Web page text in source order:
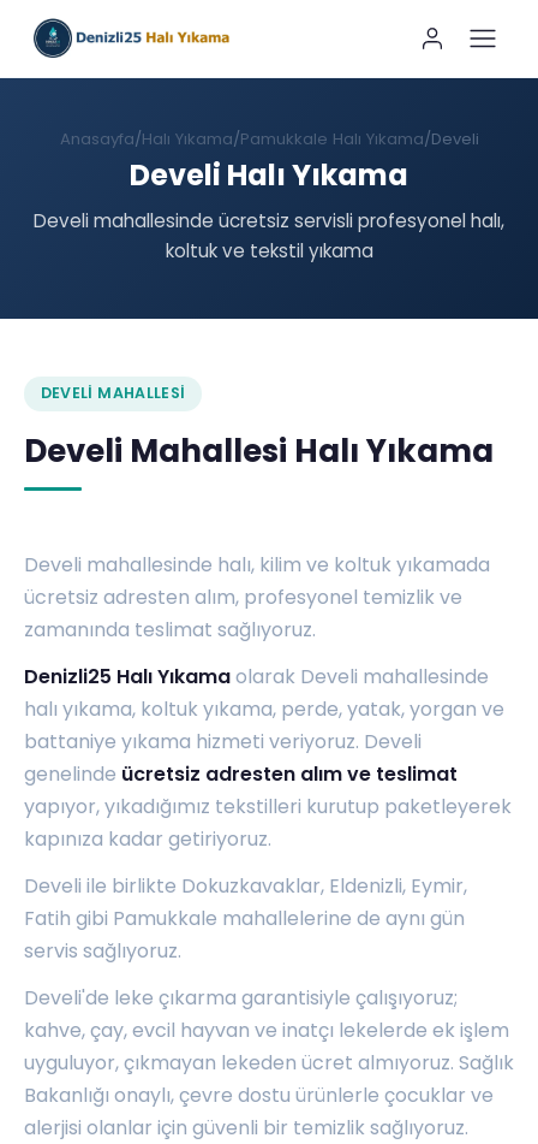
Anasayfa Halı Yıkama Pamukkale Halı Yıkama Develi
Develi Halı Yıkama
Develi mahallesinde ücretsiz servisli profesyonel halı,
koltuk ve tekstil yıkama
DEVELI MAHALLESI
Develi Mahallesi Halı Yıkama
Develi mahallesinde halı, kilim ve koltuk yıkamada
ücretsiz adresten alım, profesyonel temizlik ve
zamanında teslimat sağlıyoruz.
Denizli25 Halı Yıkamaolarak Develi mahallesinde
halı yıkama, koltuk yıkama, perde, yatak, yorgan ve
battaniye yıkama hizmeti veriyoruz. Develi
genelinde ücretsiz adresten alım ve teslimat
yapıyor, yıkadığımız tekstilleri kurutup paketleyerek
kapınıza kadar getiriyoruz.
Develi ile birlikte Dokuzkavaklar, Eldenizli, Eymir,
Fatih gibi Pamukkale mahallelerine de aynı gün
servis sağlıyoruz.
Develi'de leke çıkarma garantisiyle çalışıyoruz;
kahve, çay, evcil hayvan ve inatçı lekelerde ek işlem
uyguluyor, çıkmayan lekeden ücret almıyoruz. Sağlık
Bakanlığı onaylı, çevre dostu ürünlerle çocuklar ve
alerjisi olanlar için güvenli bir temizlik sağlıyoruz.